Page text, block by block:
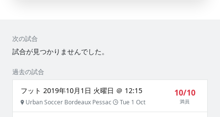
次の試合
試合が見つかりませんでした。
過去の試合
フット 2019年10月1日 火曜日 ＠ 12:15
Urban Soccer Bordeaux Pessac Tue 1 Oct
10/10
満員